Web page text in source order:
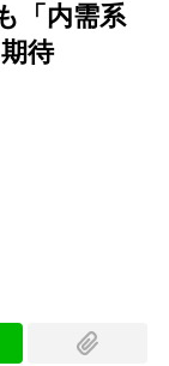
「内需系
待